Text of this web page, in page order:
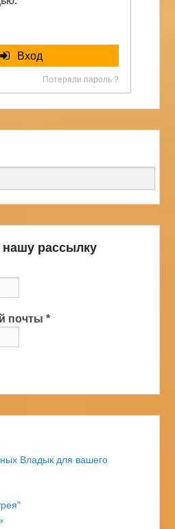
Вход
Потеряли пароль ?
рассылку
почты*
Владык для вашего